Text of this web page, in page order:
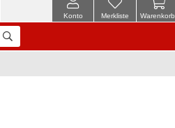
Warenkorb
Merkliste
Konto